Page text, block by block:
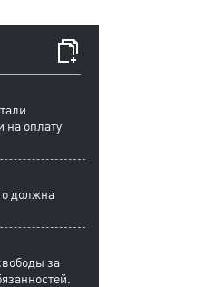
на оплату
должна
за